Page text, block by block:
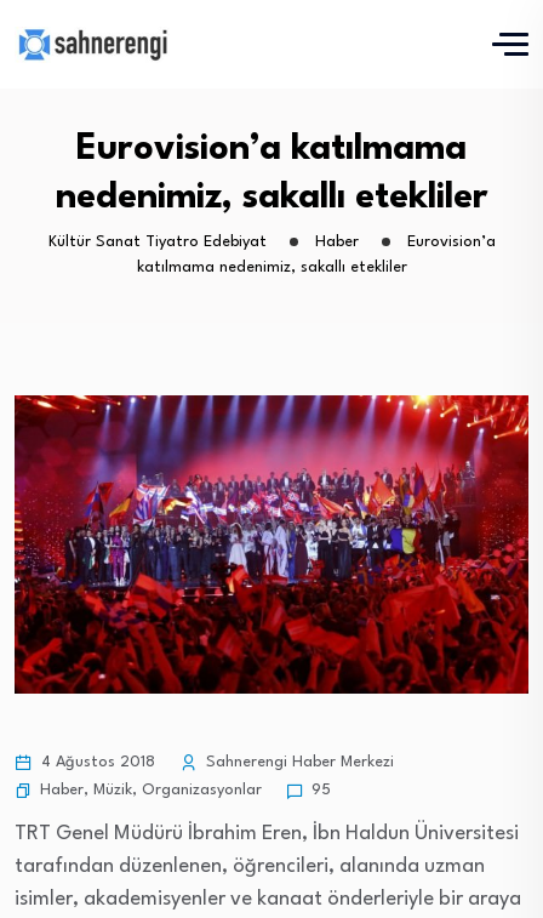
Eurovision’a katılmama
nedenimiz, sakallı etekliler
Kültür Sanat Tiyatro Edebiyat Haber
Eurovision’a
katılmama nedenimiz, sakallı etekliler
4 Ağustos 2018
Sahnerengi Haber Merkezi
Haber, Müzik, Organizasyonlar 95
TRT Genel Müdürü İbrahim Eren, İbn Haldun Üniversitesi
tarafından düzenlenen, öğrencileri, alanında uzman
isimler, akademisyenler ve kanaat önderleriyle bir araya